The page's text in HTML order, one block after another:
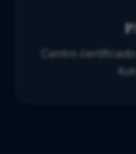
Centro